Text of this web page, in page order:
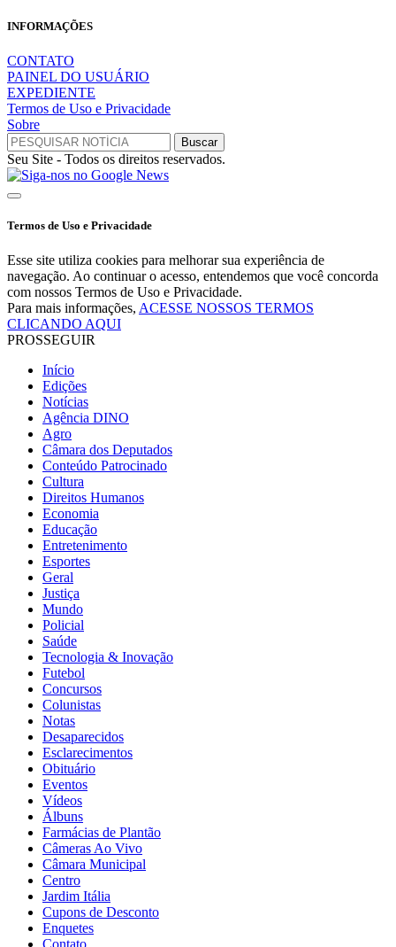
INFORMAÇÕES
CONTATO
PAINEL DO USUÁRIO
EXPEDIENTE
Termos de Uso e Privacidade
Sobre
Seu Site - Todos os direitos reservados.
Termos de Uso e Privacidade
Esse site utiliza cookies para melhorar sua experiência de
navegação. Ao continuar o acesso, entendemos que você concorda
com nossos Termos de Uso e Privacidade.
Para mais informações, ACESSE NOSSOS TERMOS
CLICANDO AQUI
PROSSEGUIR
Início
Edições
Notícias
Agência DINO
Agro
Câmara dos Deputados
Conteúdo Patrocinado
Cultura
Direitos Humanos
Economia
Educação
Entretenimento
Esportes
Geral
Justiça
Mundo
Policial
Saúde
Tecnologia & Inovação
Futebol
Concursos
Colunistas
Notas
Desaparecidos
Esclarecimentos
Obituário
Eventos
Vídeos
Álbuns
Farmácias de Plantão
Câmeras Ao Vivo
Câmara Municipal
Centro
Jardim Itália
Cupons de Desconto
Enquetes